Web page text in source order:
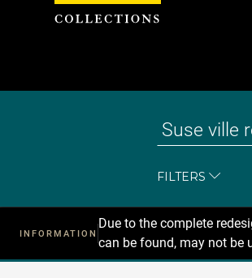
FILTERS
INFORMATION
Due to the complete
can be found, may not be
Recherche
Cookies management panel